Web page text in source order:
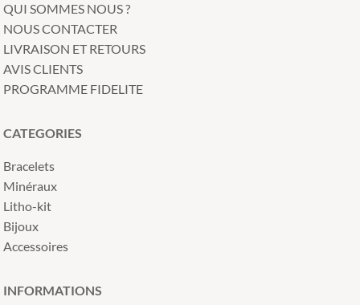
QUI SOMMES NOUS ?
NOUS CONTACTER
LIVRAISON ET RETOURS
AVIS CLIENTS
PROGRAMME FIDELITE
CATEGORIES
Bracelets
Minéraux
Litho-kit
Bijoux
Accessoires
INFORMATIONS